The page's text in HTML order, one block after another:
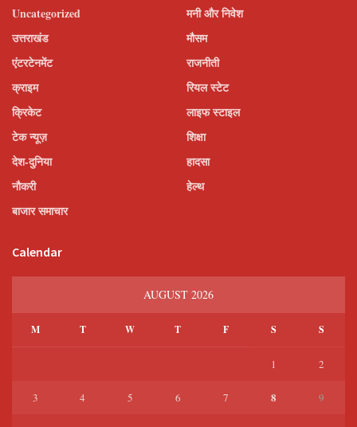
Uncategorized
उत्तराखंड
एंटरटेनमेंट
क्राइम
क्रिकेट
टेक न्यूज़
देश-दुनिया
नौकरी
बाजार समाचार
मनी और निवेश
मौसम
राजनीती
रियल स्टेट
लाइफ स्टाइल
शिक्षा
हादसा
हेल्थ
Calendar
AUGUST 2026
M T W T F S S
1 2
3 4 5 6 7 8 9